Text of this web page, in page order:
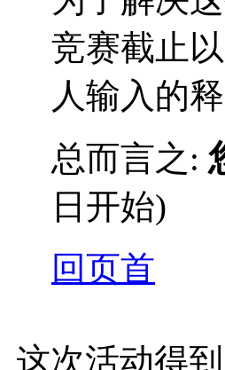
竞赛截止
人输入的
总而言之:
日开始)
回页首
这次活动得